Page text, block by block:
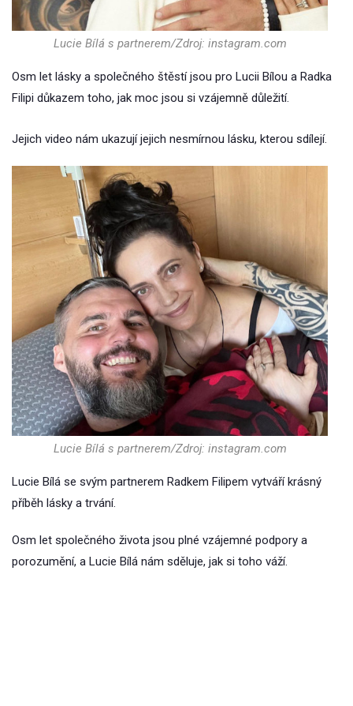
Lucie Bílá s partnerem/Zdroj: instagram.com
Osm let lásky a společného štěstí jsou pro Lucii Bílou a Radka
Filipi důkazem toho, jak moc jsou si vzájemně důležití.
Jejich video nám ukazují jejich nesmírnou lásku, kterou sdílejí.
Lucie Bílá s partnerem/Zdroj: instagram.com
Lucie Bílá se svým partnerem Radkem Filipem vytváří krásný
příběh lásky a trvání.
Osm let společného života jsou plné vzájemné podpory a
porozumění, a Lucie Bílá nám sděluje, jak si toho váží.